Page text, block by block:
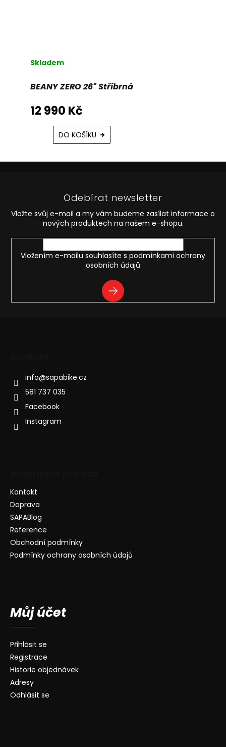
BEANY ZERO 26" Stříbrná
Skladem
12 990 Kč
DO KOŠÍKU
Odebírat newsletter
Vložte svůj e-mail a my vám budeme zasílat informace o
nových produktech na našem e-shopu.
Vložením e-mailu souhlasíte s podmínkami ochrany
osobních údajů
PŘIHLÁSIT
SE
info@sapabike.cz
581 737 035
Facebook
Instagram
Kontakt
Doprava
SAPABlog
Reference
Obchodní podmínky
Podmínky ochrany osobních údajů
Můj účet
Přihlásit se
Registrace
Historie objednávek
Adresy
Odhlásit se